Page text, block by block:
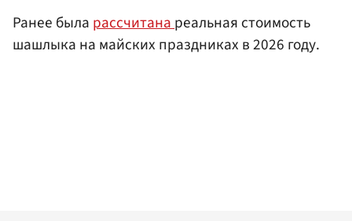
Ранее была рассчитанареальная стоимость
шашлыка на майских праздниках в 2026 году.